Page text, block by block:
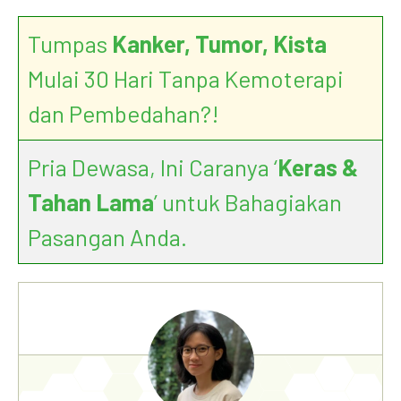
Tumpas Kanker, Tumor, Kista
Mulai 30 Hari Tanpa Kemoterapi
dan Pembedahan?!
Pria Dewasa, Ini Caranya ‘Keras &
Tahan Lama’ untuk Bahagiakan
Pasangan Anda.